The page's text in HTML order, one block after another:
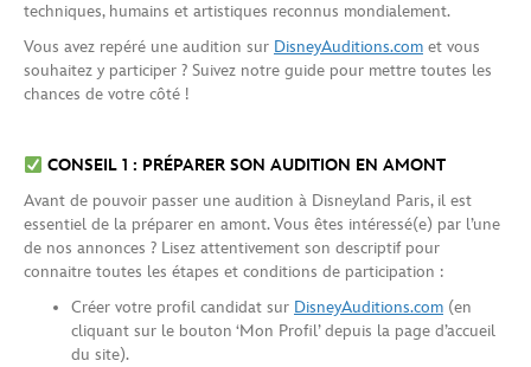
techniques, humains et artistiques reconnus mondialement.
Vous avez repéré une audition sur DisneyAuditions.com et vous
souhaitez y participer ? Suivez notre guide pour mettre toutes les
chances de votre côté !
CONSEIL 1 : PRÉPARER SON AUDITION EN AMONT
Avant de pouvoir passer une audition à Disneyland Paris, il est
essentiel de la préparer en amont. Vous êtes intéressé(e) par l’une
de nos annonces ? Lisez attentivement son descriptif pour
connaitre toutes les étapes et conditions de participation :
Créer votre profil candidat sur DisneyAuditions.com (en
cliquant sur le bouton ‘Mon Profil’ depuis la page d’accueil
du site).